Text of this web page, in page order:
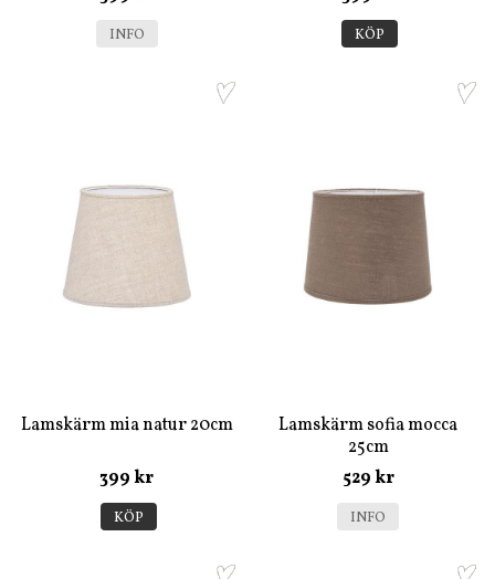
INFO KÖP
Lamskärm mia natur 20cm
399 kr
KÖP
Lamskärm sofia mocca
25cm
529 kr
INFO